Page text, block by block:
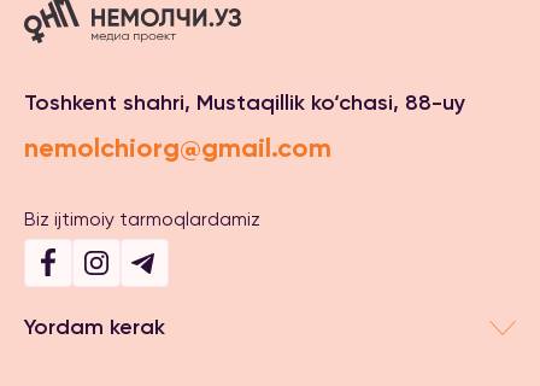
Toshkent shahri, Mustaqillik ko‘chasi, 88-uy
nemolchiorg@gmail.com
Biz ijtimoiy tarmoqlardamiz
Yordam kerak